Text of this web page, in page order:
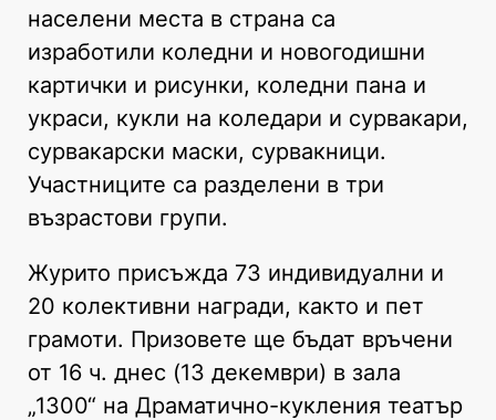
населени места в страна са
изработили коледни и новогодишни
картички и рисунки, коледни пана и
украси, кукли на коледари и сурвакари,
сурвакарски маски, сурвакници.
Участниците са разделени в три
възрастови групи.
Журито присъжда 73 индивидуални и
20 колективни награди, както и пет
грамоти. Призовете ще бъдат връчени
от 16 ч. днес (13 декември) в зала
„1300“ на Драматично-кукления театър